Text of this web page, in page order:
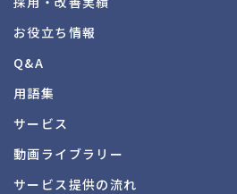
お役立ち情報
Q&A
用語集
サービス
動画ライブラリー
サービス提供の流れ